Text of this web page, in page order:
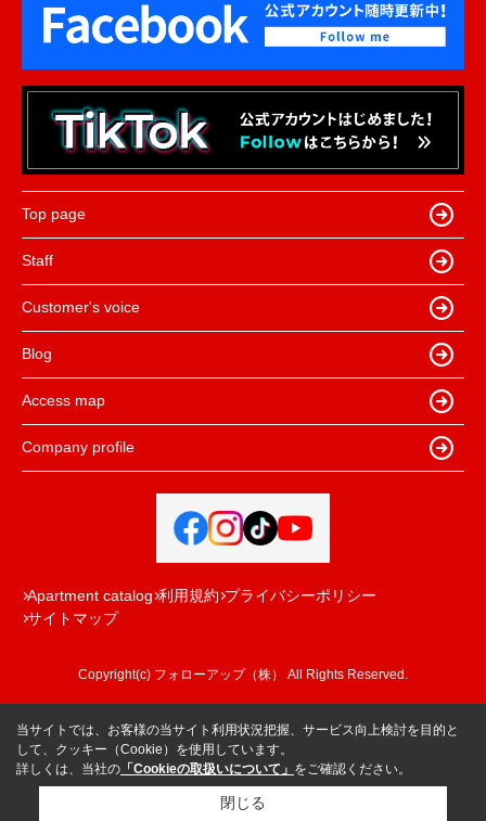
Top page
Staff
Customer's voice
Blog
Access map
Company profile
Apartment catalog 利用規約 プライバシーポリシー
サイトマップ
Copyright(c) フォローアップ（株） All Rights Reserved.
当サイトでは、お客様の当サイト利用状況把握、サービス向上検討を目的と
して、クッキー（Cookie）を使用しています。
詳しくは、当社の 「Cookieの取扱いについて」 をご確認ください。
閉じる